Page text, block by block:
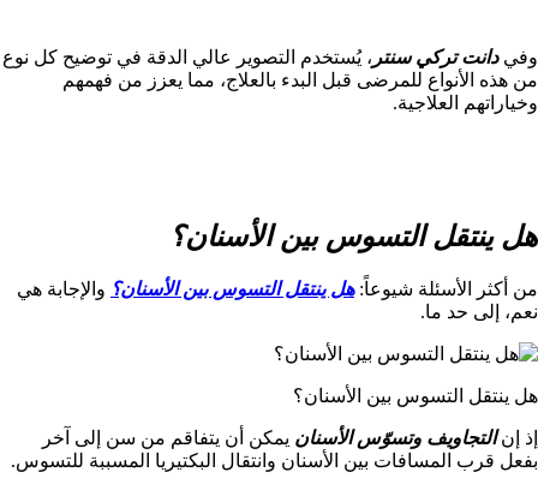
وفيدانت تركي سنتر ، يُستخدم التصوير عالي الدقة في توضيح كل نوع
من هذه الأنواع للمرضى قبل البدء بالعلاج، مما يعزز من فهمهم
وخياراتهم العلاجية.
هل ينتقل التسوس بين الأسنان؟
من أكثر الأسئلة شيوعاً:هل ينتقل التسوس بين الأسنان؟ والإجابة هي
نعم، إلى حد ما.
هل ينتقل التسوس بين الأسنان؟
إذ إنالتجاويف وتسوّس الأسنان يمكن أن يتفاقم من سن إلى آخر
بفعل قرب المسافات بين الأسنان وانتقال البكتيريا المسببة للتسوس.